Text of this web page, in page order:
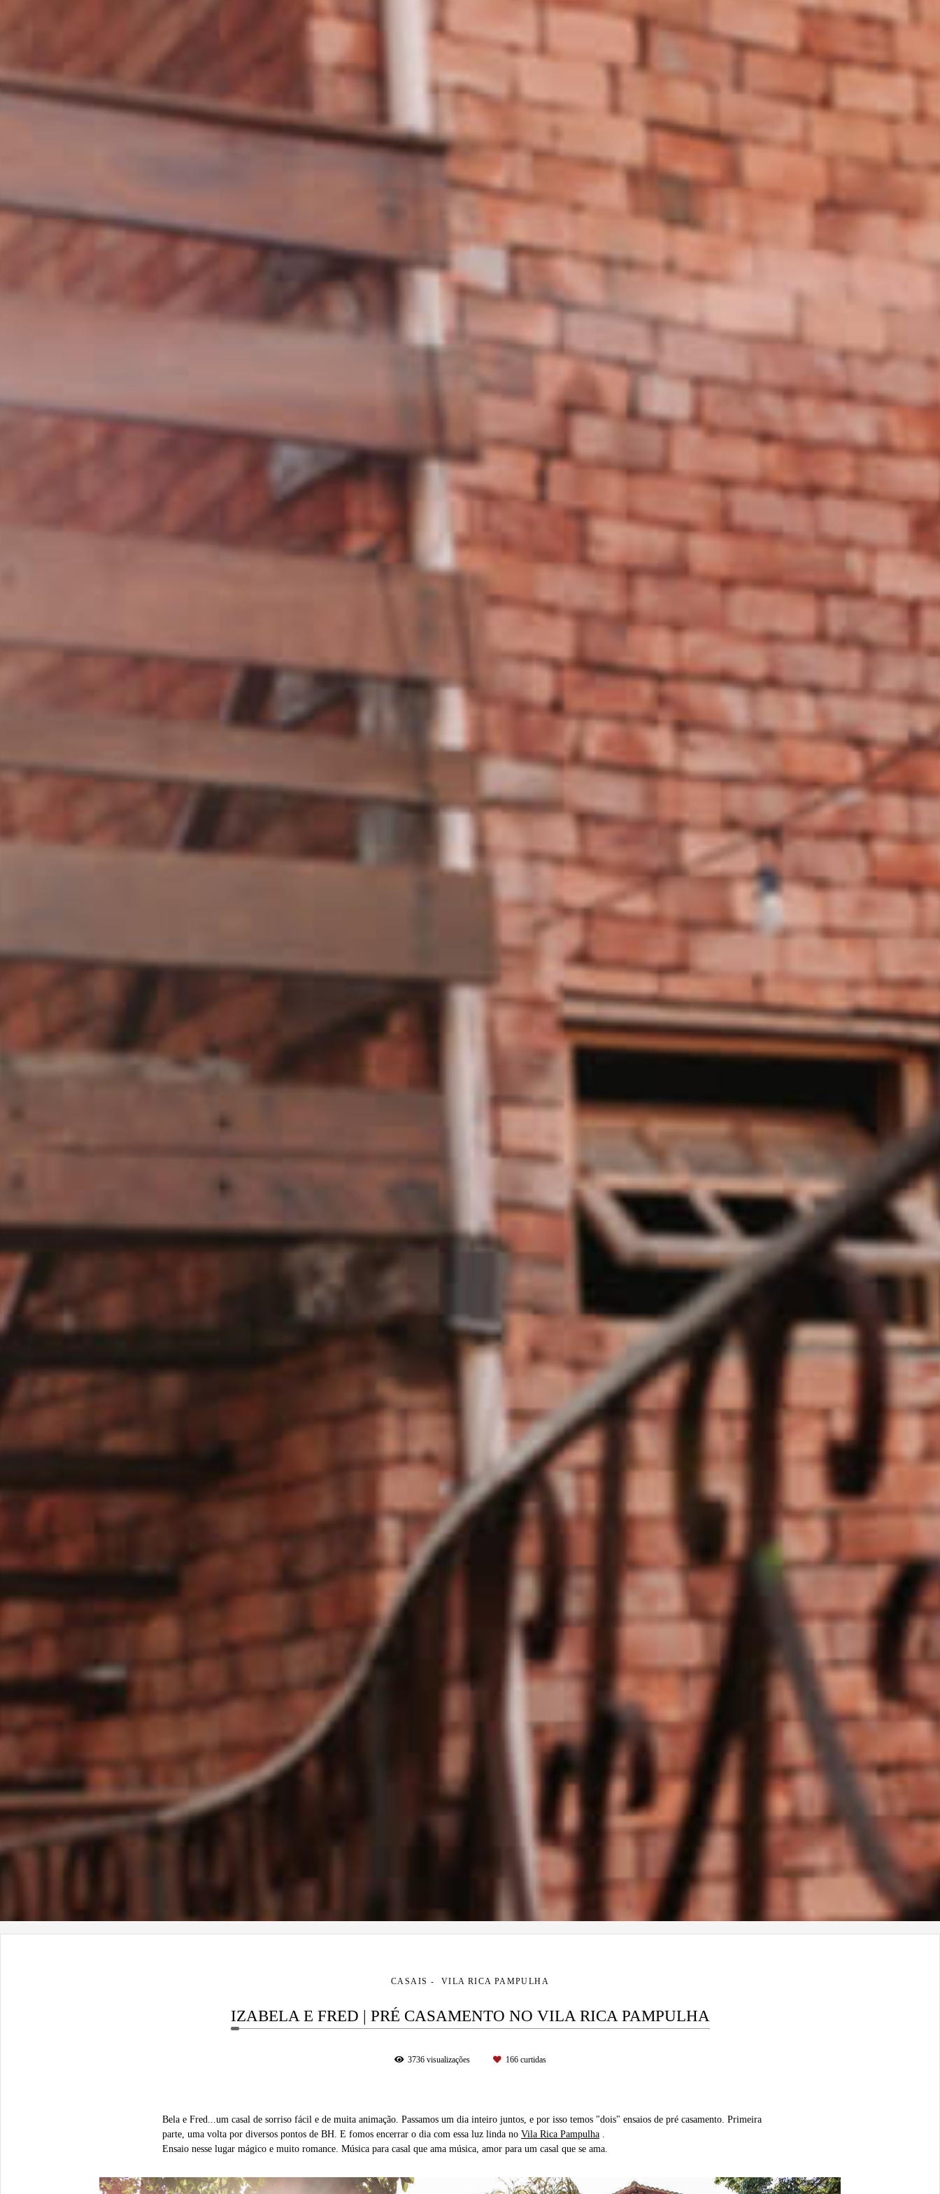
CASAIS VILA RICA PAMPULHA
IZABELA E FRED | PRÉ CASAMENTO NO VILA RICA PAMPULHA
3736visualizações 166curtidas
Bela e Fred...um casal de sorriso fácil e de muita animação. Passamos um dia inteiro juntos, e por isso temos "dois" ensaios de pré casamento. Primeira
parte, uma volta por diversos pontos de BH. E fomos encerrar o dia com essa luz linda no Vila Rica Pampulha .
Ensaio nesse lugar mágico e muito romance. Música para casal que ama música, amor para um casal que se ama.